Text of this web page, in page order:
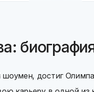
достиг